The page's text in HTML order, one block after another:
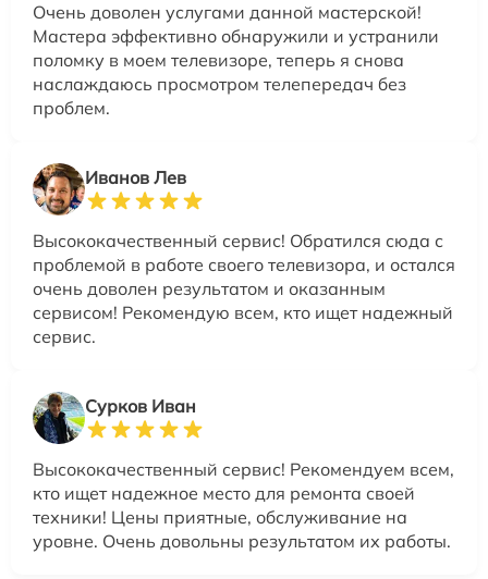
Очень доволен услугами данной мастерской!
Мастера эффективно обнаружили и устранили
поломку в моем телевизоре, теперь я снова
наслаждаюсь просмотром телепередач без
проблем.
Иванов Лев
Высококачественный сервис! Обратился сюда с
проблемой в работе своего телевизора, и остался
очень доволен результатом и оказанным
сервисом! Рекомендую всем, кто ищет надежный
сервис.
Сурков Иван
Высококачественный сервис! Рекомендуем всем,
кто ищет надежное место для ремонта своей
техники! Цены приятные, обслуживание на
уровне. Очень довольны результатом их работы.